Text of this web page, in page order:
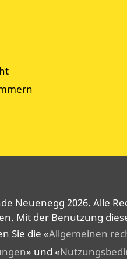
Neuenegg 2026. Alle
Mit der Benutzung
Sie die «Allgemeinen
» und «